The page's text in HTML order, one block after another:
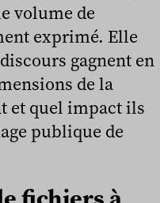
volume de
exprimé. Elle
gagnent en
de la
et quel impact ils
publique de